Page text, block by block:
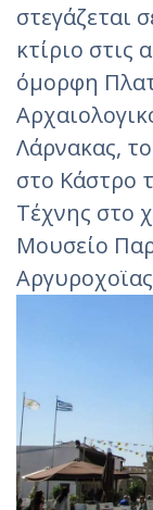
στεγάζεται
κτίριο
όμορφη
Λάρνακας,
στο Κάστρο
Τέχνης στο
Μουσείο